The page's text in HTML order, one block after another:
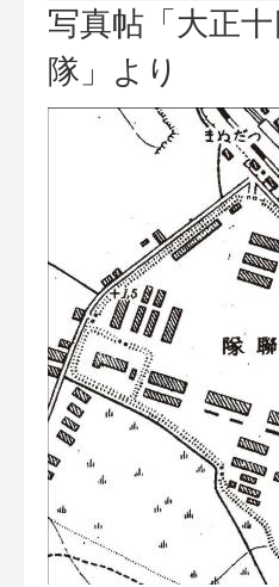
写真帖「大正
隊」より